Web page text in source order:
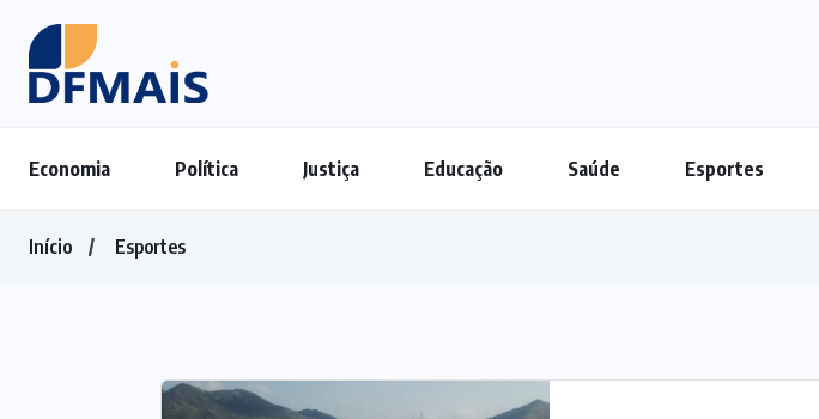
Economia Política Justiça Educação Saúde Esportes
Início Esportes